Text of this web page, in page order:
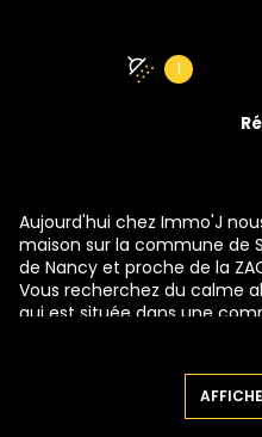
1
Aujourd'hui chez Immo'J
maison sur la commune de
de Nancy et proche de la
Vous recherchez du calme
qui est située dans une
une école, un étang de
sympathique que Je vous
Je vous invite à me suivre